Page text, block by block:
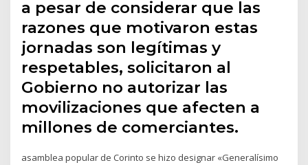
a pesar de considerar que las
razones que motivaron estas
jornadas son legítimas y
respetables, solicitaron al
Gobierno no autorizar las
movilizaciones que afecten a
millones de comerciantes.
asamblea popular de Corinto se hizo designar «Generalísimo